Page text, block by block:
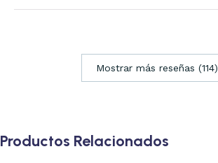
Mostrar más reseñas (114)
Productos Relacionados